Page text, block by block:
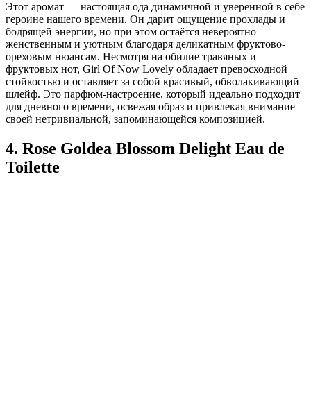
Этот аромат — настоящая ода динамичной и уверенной в себе
героине нашего времени. Он дарит ощущение прохлады и
бодрящей энергии, но при этом остаётся невероятно
женственным и уютным благодаря деликатным фруктово-
ореховым нюансам. Несмотря на обилие травяных и
фруктовых нот, Girl Of Now Lovely обладает превосходной
стойкостью и оставляет за собой красивый, обволакивающий
шлейф. Это парфюм-настроение, который идеально подходит
для дневного времени, освежая образ и привлекая внимание
своей нетривиальной, запоминающейся композицией.
4. Rose Goldea Blossom Delight Eau de
Toilette